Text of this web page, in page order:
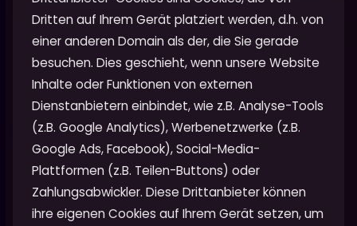
Dritten auf Ihrem Gerät platziert werden, d.h. von
einer anderen Domain als der, die Sie gerade
besuchen. Dies geschieht, wenn unsere Website
Inhalte oder Funktionen von externen
Dienstanbietern einbindet, wie z.B. Analyse-Tools
(z.B. Google Analytics), Werbenetzwerke (z.B.
Google Ads, Facebook), Social-Media-
Plattformen (z.B. Teilen-Buttons) oder
Zahlungsabwickler. Diese Drittanbieter können
ihre eigenen Cookies auf Ihrem Gerät setzen, um